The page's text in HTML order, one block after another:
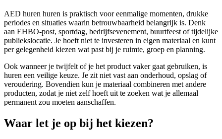
AED huren huren is praktisch voor eenmalige momenten, drukke
periodes en situaties waarin betrouwbaarheid belangrijk is. Denk
aan EHBO-post, sportdag, bedrijfsevenement, buurtfeest of tijdelijke
publiekslocatie. Je hoeft niet te investeren in eigen materiaal en kunt
per gelegenheid kiezen wat past bij je ruimte, groep en planning.
Ook wanneer je twijfelt of je het product vaker gaat gebruiken, is
huren een veilige keuze. Je zit niet vast aan onderhoud, opslag of
veroudering. Bovendien kun je materiaal combineren met andere
producten, zodat je niet zelf hoeft uit te zoeken wat je allemaal
permanent zou moeten aanschaffen.
Waar let je op bij het kiezen?